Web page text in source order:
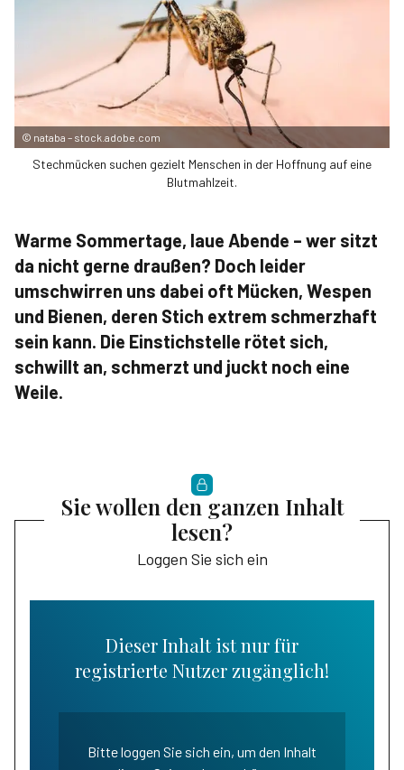
© nataba – stock.adobe.com
Stechmücken suchen gezielt Menschen in der Hoffnung auf eine
Blutmahlzeit.
Warme Sommertage, laue Abende – wer sitzt
da nicht gerne draußen? Doch leider
umschwirren uns dabei oft Mücken, Wespen
und Bienen, deren Stich extrem schmerzhaft
sein kann. Die Einstichstelle rötet sich,
schwillt an, schmerzt und juckt noch eine
Weile.
Sie wollen den ganzen Inhalt
lesen?
Loggen Sie sich ein
Dieser Inhalt ist nur für
registrierte Nutzer zugänglich!
Bitte loggen Sie sich ein, um den Inhalt